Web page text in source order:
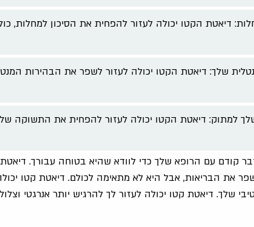
דיאטת הקטו יכולה לעזור להפחית את הסיכון למחלות,
שלך: דיאטת הקטו יכולה לעזור לשפר את הבהירות
למתוק: דיאטת הקטו יכולה לעזור להפחית את התשוקה
קודם עם הרופא שלך כדי לוודא שהיא בטוחה עבורך.
את הבריאות, אבל היא לא מתאימה לכולם. דיאטת קטו
שלך. דיאטת קטו יכולה לעזור לך להרגיש יותר אנרגטי